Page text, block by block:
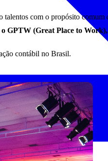
com o propósito
GPTW (Great Place to
contábil no Brasil.